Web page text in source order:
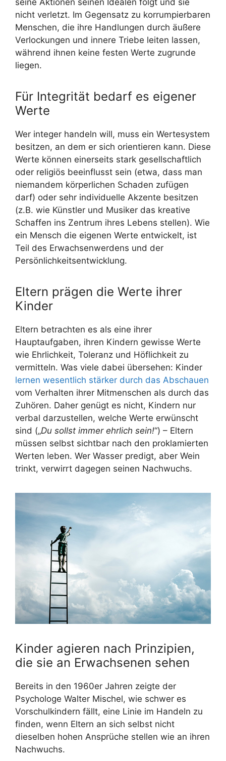
seine Aktionen seinen Idealen folgt und sie
nicht verletzt. Im Gegensatz zu korrumpierbaren
Menschen, die ihre Handlungen durch äußere
Verlockungen und innere Triebe leiten lassen,
während ihnen keine festen Werte zugrunde
liegen.
Für Integrität bedarf es eigener
Werte
Wer integer handeln will, muss ein Wertesystem
besitzen, an dem er sich orientieren kann. Diese
Werte können einerseits stark gesellschaftlich
oder religiös beeinflusst sein (etwa, dass man
niemandem körperlichen Schaden zufügen
darf) oder sehr individuelle Akzente besitzen
(z.B. wie Künstler und Musiker das kreative
Schaffen ins Zentrum ihres Lebens stellen). Wie
ein Mensch die eigenen Werte entwickelt, ist
Teil des Erwachsenwerdens und der
Persönlichkeitsentwicklung.
Eltern prägen die Werte ihrer
Kinder
Eltern betrachten es als eine ihrer
Hauptaufgaben, ihren Kindern gewisse Werte
wie Ehrlichkeit, Toleranz und Höflichkeit zu
vermitteln. Was viele dabei übersehen: Kinder
lernen wesentlich stärker durch das Abschauen
vom Verhalten ihrer Mitmenschen als durch das
Zuhören. Daher genügt es nicht, Kindern nur
verbal darzustellen, welche Werte erwünscht
sind („Du sollst immer ehrlich sein!“) – Eltern
müssen selbst sichtbar nach den proklamierten
Werten leben. Wer Wasser predigt, aber Wein
trinkt, verwirrt dagegen seinen Nachwuchs.
Kinder agieren nach Prinzipien,
die sie an Erwachsenen sehen
Bereits in den 1960er Jahren zeigte der
Psychologe Walter Mischel, wie schwer es
Vorschulkindern fällt, eine Linie im Handeln zu
finden, wenn Eltern an sich selbst nicht
dieselben hohen Ansprüche stellen wie an ihren
Nachwuchs.